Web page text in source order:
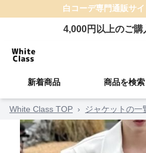
白コーデ専門通販サイ
4,000円以上のご
新着商品 商品を検索
White Class TOP › ジャケットの一